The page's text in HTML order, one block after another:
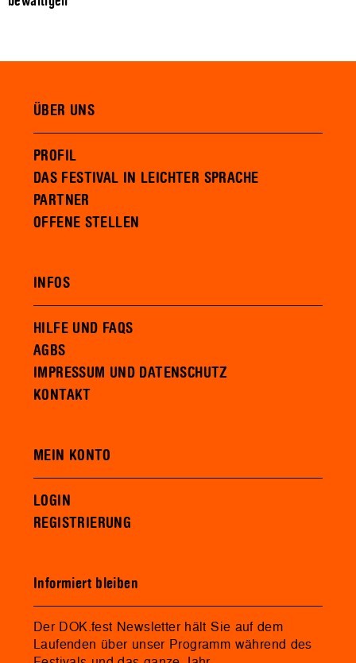
ÜBER UNS
PROFIL
DAS FESTIVAL IN LEICHTER SPRACHE
PARTNER
OFFENE STELLEN
INFOS
HILFE UND FAQS
AGBS
IMPRESSUM UND DATENSCHUTZ
KONTAKT
MEIN KONTO
LOGIN
REGISTRIERUNG
Informiert bleiben
Der DOK.fest Newsletter hält Sie auf dem
Laufenden über unser Programm während des